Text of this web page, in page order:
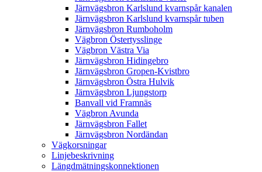
Järnvägsbron Karlslund kvarnspår kanalen
Järnvägsbron Karlslund kvarnspår tuben
Järnvägsbron Rumboholm
Vägbron Östertysslinge
Vägbron Västra Via
Järnvägsbron Hidingebro
Järnvägsbron Gropen-Kvistbro
Järnvägsbron Östra Hulvik
Järnvägsbron Ljungstorp
Banvall vid Framnäs
Vägbron Avunda
Järnvägsbron Fallet
Järnvägsbron Nordändan
Vägkorsningar
Linjebeskrivning
Längdmätningskonnektionen